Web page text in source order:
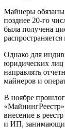
Майнеры обязаны
позднее 20-го
была получена
Однако для
юридических лиц
направлять
майнеров и
В ноябре
внесение в
и ИП,